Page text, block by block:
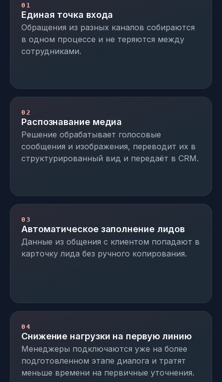
01
Единая точка входа
Обращения из разных каналов собираются
в одном процессе и не теряются между
сотрудниками.
02
Распознавание медиа
Решение обрабатывает голосовые
сообщения и изображения, переводит их в
структурированный вид и передаёт в CRM.
03
Автоматическое заполнение лидов
Данные из общения с клиентом попадают в
карточку лида без ручного копирования.
04
Снижение нагрузки на первую линию
Менеджеры подключаются уже на более
подготовленном этапе диалога и тратят
меньше времени на первичные уточнения.